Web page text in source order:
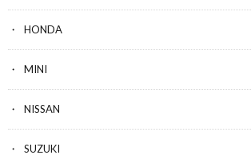
HONDA
MINI
NISSAN
SUZUKI